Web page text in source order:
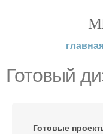
Готовый
Готовые